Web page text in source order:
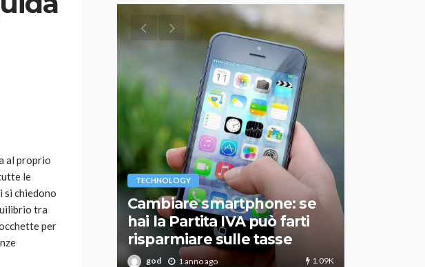
al proprio
le
chiedono
tra
per
Coppa
e
causa
TECHNOLOGY
Cambiare smartphone: se
hai la Partita IVA può farti
risparmiare sulle tasse
god 1 anno ago 1.09K